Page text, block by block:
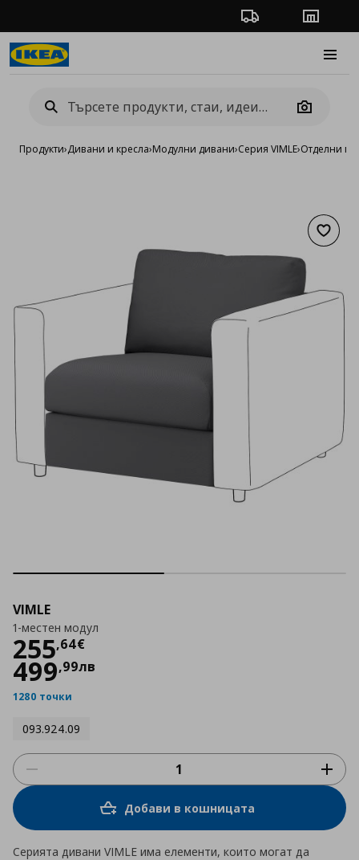
Проследяване на
Camera
Продукти›Дивани и кресла›Модулни дивани›Серия VIMLE›Отделни
VIMLE
1-местен модул
255,64€
Цена
499,99лв
1280 точки
093.924.09
Добави в кошницата
Серията дивани VIMLE има елементи, които могат да